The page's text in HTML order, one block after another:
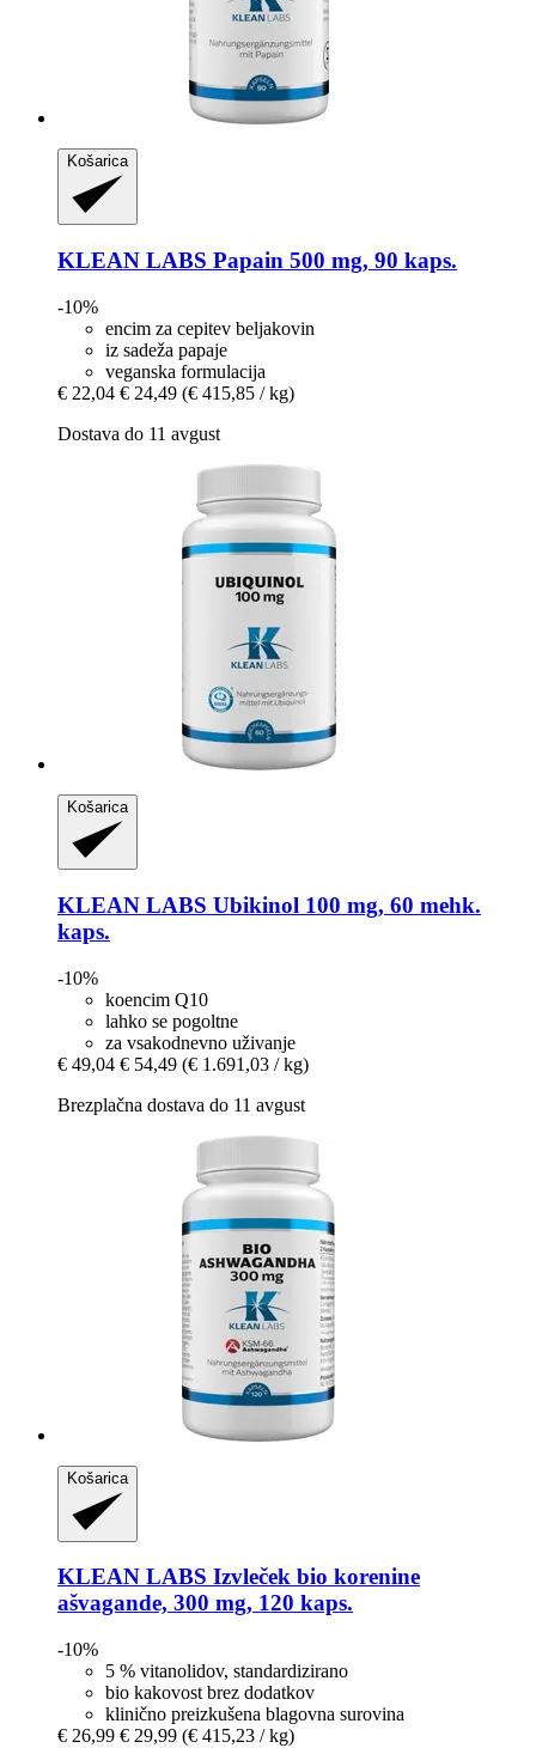
Košarica
KLEAN LABS Papain 500 mg, 90 kaps.
-10%
encim za cepitev beljakovin
iz sadeža papaje
veganska formulacija
€ 22,04 € 24,49 (€ 415,85 / kg)
Dostava do 11 avgust
Košarica
KLEAN LABS Ubikinol 100 mg, 60 mehk.
kaps.
-10%
koencim Q10
lahko se pogoltne
za vsakodnevno uživanje
€ 49,04 € 54,49 (€ 1.691,03 / kg)
Brezplačna dostava do 11 avgust
Košarica
KLEAN LABS Izvleček bio korenine
ašvagande, 300 mg, 120 kaps.
-10%
5 % vitanolidov, standardizirano
bio kakovost brez dodatkov
klinično preizkušena blagovna surovina
€ 26,99 € 29,99 (€ 415,23 / kg)